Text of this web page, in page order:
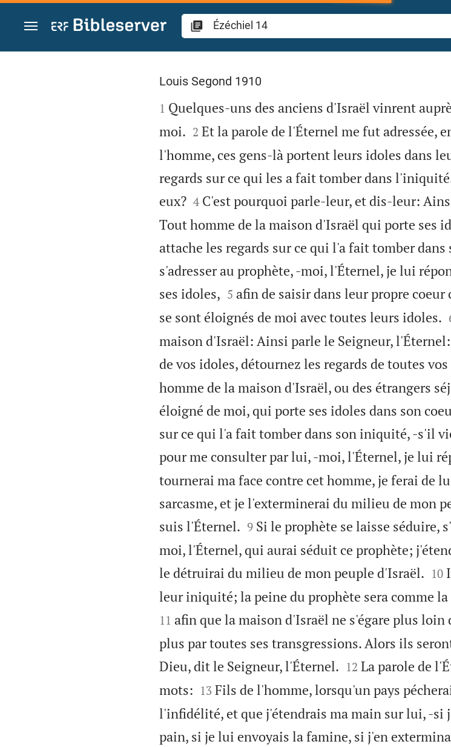
Aller vers contenu
Ézéchiel 14
Louis Segond 1910

1 Quelques-uns des anciens d'Israël vinrent
moi.
2 Et la parole de l'Éternel me fut adressée,
l'homme, ces gens-là portent leurs idoles dans
regards sur ce qui les a fait tomber dans
eux?
4 C'est pourquoi parle-leur, et dis-leur:
Tout homme de la maison d'Israël qui porte ses
attache les regards sur ce qui l'a fait tomber
s'adresser au prophète, -moi, l'Éternel, je lui
ses idoles,
5 afin de saisir dans leur propre
se sont éloignés de moi avec toutes leurs idoles.
maison d'Israël: Ainsi parle le Seigneur,
de vos idoles, détournez les regards de toutes
homme de la maison d'Israël, ou des étrangers
éloigné de moi, qui porte ses idoles dans son
sur ce qui l'a fait tomber dans son iniquité, -s'il
pour me consulter par lui, -moi, l'Éternel, je lui
tournerai ma face contre cet homme, je ferai de
sarcasme, et je l'exterminerai du milieu de mon
suis l'Éternel.
9 Si le prophète se laisse séduire,
moi, l'Éternel, qui aurai séduit ce prophète;
le détruirai du milieu de mon peuple d'Israël.
10
leur iniquité; la peine du prophète sera comme
11 afin que la maison d'Israël ne s'égare plus
plus par toutes ses transgressions. Alors ils
Dieu, dit le Seigneur, l'Éternel.
12 La parole de
mots:
13 Fils de l'homme, lorsqu'un pays
l'infidélité, et que j'étendrais ma main sur lui, -si
pain, si je lui envoyais la famine, si j'en